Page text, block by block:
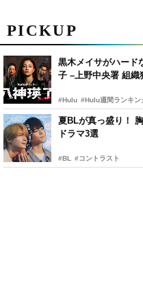
PICKUP
黒木メイサがハード
子 –上野中央署 組織
#Hulu #Hulu週間ランキン
夏BLが真っ盛り！
ドラマ3選
#BL #コントラスト